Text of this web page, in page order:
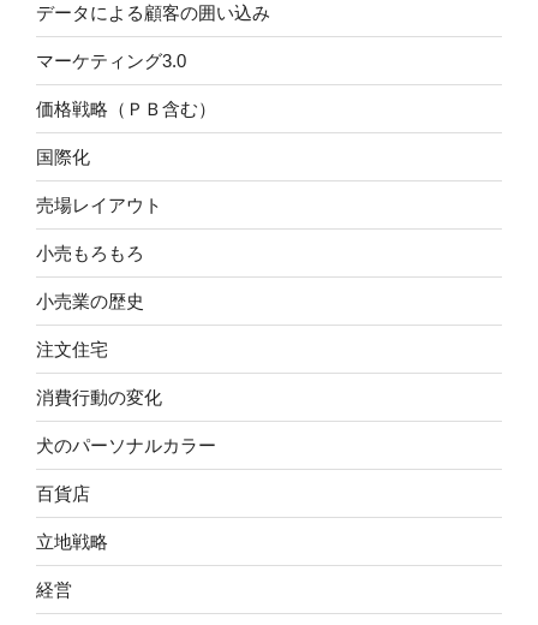
データによる顧客の囲い込み
マーケティング3.0
価格戦略（ＰＢ含む）
国際化
売場レイアウト
小売もろもろ
小売業の歴史
注文住宅
消費行動の変化
犬のパーソナルカラー
百貨店
立地戦略
経営